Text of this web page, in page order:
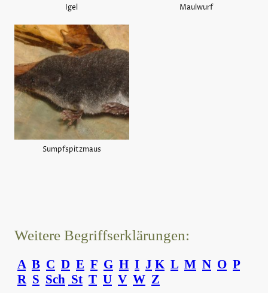
Igel Maulwurf
Sumpfspitzmaus
Weitere Begriffserklärungen:
A B C D E F G H I J K L M N O P
R S Sch St T U V W Z